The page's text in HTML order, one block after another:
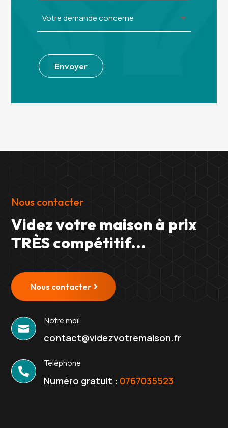
Envoyer
Nous contacter
Videz votre maison à prix
TRÈS compétitif...
Nous contacter

Notre mail
contact@videzvotremaison.fr

Téléphone
Numéro gratuit : 0767035523